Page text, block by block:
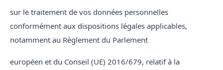
sur le traitement de vos données personnelles
conformément aux dispositions légales applicables,
notamment au Règlement du Parlement
européen et du Conseil (UE) 2016/679, relatif à la